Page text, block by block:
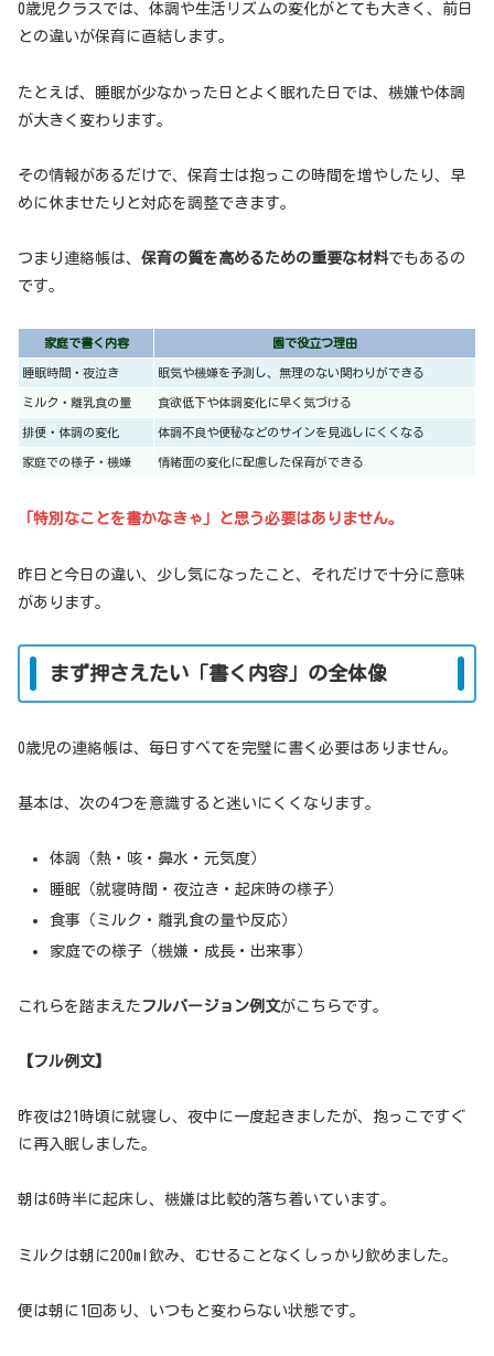
0歳児クラスでは、体調や生活リズムの変化がとても大きく、前日
との違いが保育に直結します。
たとえば、睡眠が少なかった日とよく眠れた日では、機嫌や体調
が大きく変わります。
その情報があるだけで、保育士は抱っこの時間を増やしたり、早
めに休ませたりと対応を調整できます。
つまり連絡帳は、 保育の質を高めるための重要な材料でもあるの
です。
家庭で書く内容 園で役立つ理由
睡眠時間・夜泣き 眠気や機嫌を予測し、無理のない関わりができる
ミルク・離乳食の量 食欲低下や体調変化に早く気づける
排便・体調の変化 体調不良や便秘などのサインを見逃しにくくなる
家庭での様子・機嫌 情緒面の変化に配慮した保育ができる
「特別なことを書かなきゃ」と思う必要はありません。
昨日と今日の違い、少し気になったこと、それだけで十分に意味
があります。
まず押さえたい「書く内容」の全体像
0歳児の連絡帳は、毎日すべてを完璧に書く必要はありません。
基本は、次の4つを意識すると迷いにくくなります。
体調（熱・咳・鼻水・元気度）
睡眠（就寝時間・夜泣き・起床時の様子）
食事（ミルク・離乳食の量や反応）
家庭での様子（機嫌・成長・出来事）
これらを踏まえたフルバージョン例文がこちらです。
【フル例文】
昨夜は21時頃に就寝し、夜中に一度起きましたが、抱っこですぐ
に再入眠しました。
朝は6時半に起床し、機嫌は比較的落ち着いています。
ミルクは朝に200ml飲み、むせることなくしっかり飲めました。
便は朝に1回あり、いつもと変わらない状態です。